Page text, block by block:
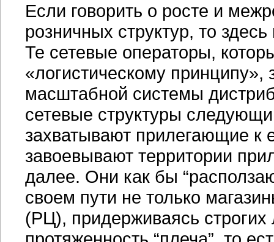
Если говорить о росте и
розничных структур, то
Те сетевые операторы,
«логистическому принципу»,
масштабной системы
сетевые структуры
захватывают прилегающие к
завоевывают территории
далее. Они как бы
своем пути не только
(РЦ), придерживаясь строгих